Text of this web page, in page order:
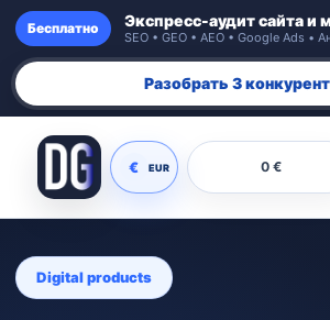
Бесплатно Экспресс-аудит сайта и
SEO • GEO • AEO • Google Ads •
Разобрать 3
€ EUR 0 €
Digital products